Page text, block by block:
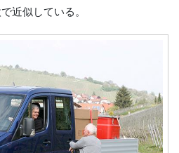
近似している。